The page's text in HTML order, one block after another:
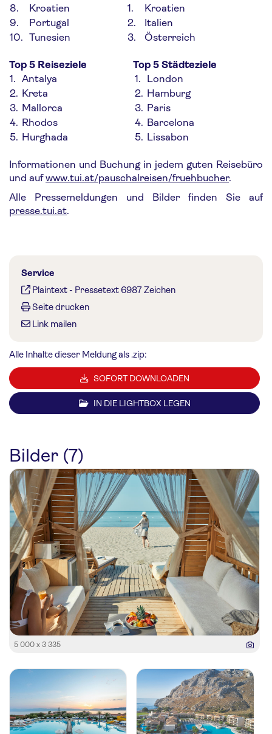
8.
Kroatien 1.
Kroatien
9.
Portugal 2.
Italien
10. Tunesien 3. Österreich
Top 5 Reiseziele Top 5 Städteziele
1. Antalya 1.
London
2. Kreta 2. Hamburg
3. Mallorca 3. Paris
4. Rhodos 4. Barcelona
5. Hurghada 5. Lissabon
Informationen und Buchung in jedem guten Reisebüro
und aufwww.tui.at/pauschalreisen/fruehbucher.
Alle Pressemeldungen und Bilder finden Sie auf
presse.tui.at.
Service
Plaintext- Pressetext 6987 Zeichen
Seite drucken
Link mailen
Alle Inhalte dieser Meldung als .zip:
SOFORT DOWNLOADEN
IN DIE LIGHTBOX LEGEN
Bilder (7)
5 000 x 3 335